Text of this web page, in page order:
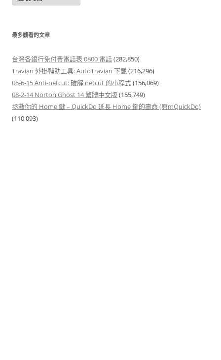
最多觀看的文章
台灣各銀行免付費電話表 0800 電話(282,850)
Travian 外掛輔助工具: AutoTravian 下載(216,296)
06-6-15 Anti-netcut: 破解 netcut 的小程式(156,069)
08-2-14 Norton Ghost 14 繁體中文版 (155,749)
拯救你的 Home 鍵 – QuickDo 延長 Home 鍵的壽命 (原mQuickDo)
(110,093)